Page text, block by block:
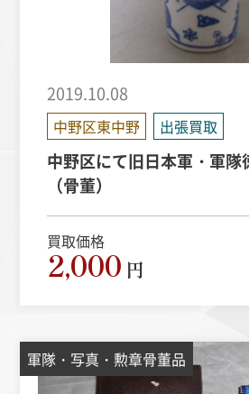
2019.10.08
中野区東中野 出張買取
中野区にて旧日本軍・軍隊
（骨董）
買取価格
2,000 円
軍隊・写真・勲章骨董品